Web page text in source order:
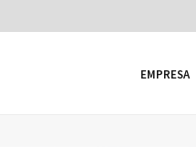
EMPRESA